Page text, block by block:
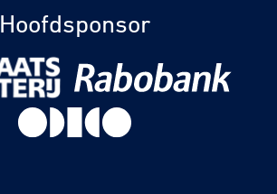
Hoofdsponsor